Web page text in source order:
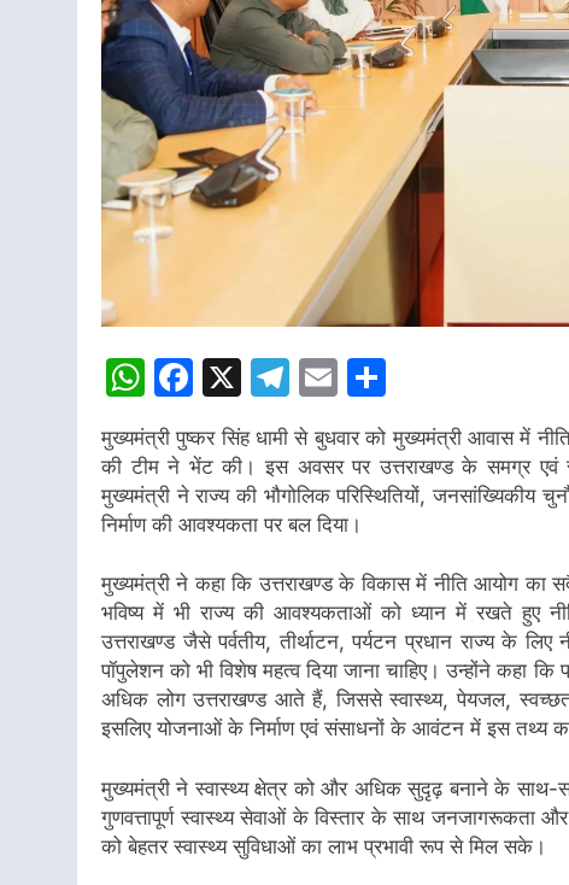
WhatsApp
Facebook
X Telegram
Email
मुख्यमंत्री पुष्कर सिंह धामी से बुधवार को मुख्यमंत्री आवास में
की टीम ने भेंट की। इस अवसर पर उत्तराखण्ड के समग्र एवं
मुख्यमंत्री ने राज्य की भौगोलिक परिस्थितियों, जनसांख्यिकीय
निर्माण की आवश्यकता पर बल दिया।
मुख्यमंत्री ने कहा कि उत्तराखण्ड के विकास में नीति आयोग का
भविष्य में भी राज्य की आवश्यकताओं को ध्यान में रखते हुए
उत्तराखण्ड जैसे पर्वतीय, तीर्थाटन, पर्यटन प्रधान राज्य के
पॉपुलेशन को भी विशेष महत्व दिया जाना चाहिए। उन्होंने कहा
अधिक लोग उत्तराखण्ड आते हैं, जिससे स्वास्थ्य, पेयजल,
इसलिए योजनाओं के निर्माण एवं संसाधनों के आवंटन में इस तथ्य
मुख्यमंत्री ने स्वास्थ्य क्षेत्र को और अधिक सुदृढ़ बनाने के साथ-
गुणवत्तापूर्ण स्वास्थ्य सेवाओं के विस्तार के साथ जनजागरूकता और
को बेहतर स्वास्थ्य सुविधाओं का लाभ प्रभावी रूप से मिल सके।